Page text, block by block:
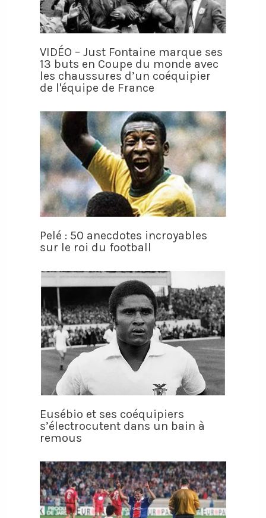
VIDÉO – Just Fontaine marque ses
13 buts en Coupe du monde avec
les chaussures d’un coéquipier
de l'équipe de France
Pelé : 50 anecdotes incroyables
sur le roi du football
Eusébio et ses coéquipiers
s’électrocutent dans un bain à
remous